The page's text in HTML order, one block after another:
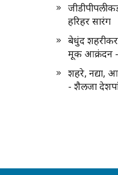
हरिहर सारंग
बेधुंद
मूक आक्रंदन -
शहरे, नद्या,
- शैलजा